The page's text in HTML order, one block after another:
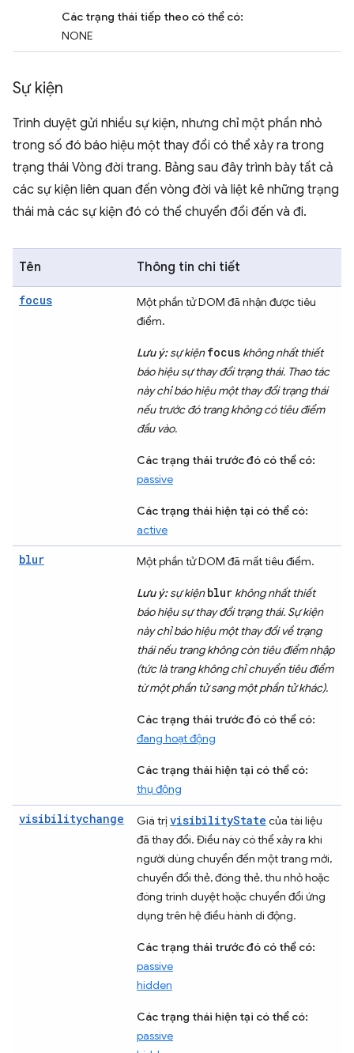
Các trạng thái tiếp theo có thể có:
NONE
Sự kiện
Trình duyệt gửi nhiều sự kiện, nhưng chỉ một phần nhỏ
trong số đó báo hiệu một thay đổi có thể xảy ra trong
trạng thái Vòng đời trang. Bảng sau đây trình bày tất cả
các sự kiện liên quan đến vòng đời và liệt kê những trạng
thái mà các sự kiện đó có thể chuyển đổi đến và đi.
Tên Thông tin chi tiết
focus
Một phần tử DOM đã nhận được tiêu
điểm.
Lưu ý:sự kiệnfocus không nhất thiết
báo hiệu sự thay đổi trạng thái. Thao tác
này chỉ báo hiệu một thay đổi trạng thái
nếu trước đó trang không có tiêu điểm
đầu vào.
Các trạng thái trước đó có thể có:
passive
Các trạng thái hiện tại có thể có:
active
blur Một phần tử DOM đã mất tiêu điểm.
Lưu ý:sự kiệnblur không nhất thiết
báo hiệu sự thay đổi trạng thái. Sự kiện
này chỉ báo hiệu một thay đổi về trạng
thái nếu trang không còn tiêu điểm nhập
(tức là trang không chỉ chuyển tiêu điểm
từ một phần tử sang một phần tử khác).
Các trạng thái trước đó có thể có:
đang hoạt động
Các trạng thái hiện tại có thể có:
thụ động
visibilitychange Giá trịvisibilityState của tài liệu
đã thay đổi. Điều này có thể xảy ra khi
người dùng chuyển đến một trang mới,
chuyển đổi thẻ, đóng thẻ, thu nhỏ hoặc
đóng trình duyệt hoặc chuyển đổi ứng
dụng trên hệ điều hành di động.
Các trạng thái trước đó có thể có:
passive
hidden
Các trạng thái hiện tại có thể có:
passive